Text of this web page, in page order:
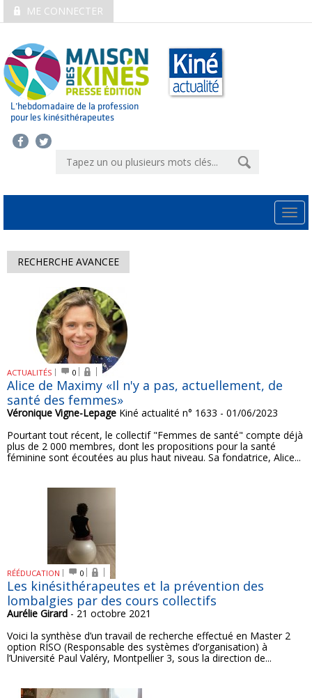
ME CONNECTER
L’hebdomadaire de la profession
pour les kinésithérapeutes
RECHERCHE AVANCEE
ACTUALITÉS 0
Alice de Maximy «Il n'y a pas, actuellement, de
santé des femmes»
Véronique Vigne-Lepage Kiné actualité n° 1633 - 01/06/2023
Pourtant tout récent, le collectif "Femmes de santé" compte déjà
plus de 2 000 membres, dont les propositions pour la santé
féminine sont écoutées au plus haut niveau. Sa fondatrice, Alice...
RÉÉDUCATION 0
Les kinésithérapeutes et la prévention des
lombalgies par des cours collectifs
Aurélie Girard - 21 octobre 2021
Voici la synthèse d’un travail de recherche effectué en Master 2
option RISO (Responsable des systèmes d’organisation) à
l’Université Paul Valéry, Montpellier 3, sous la direction de...